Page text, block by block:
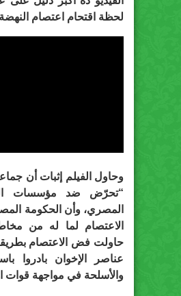
لحظة اقتحام اعتصام النهضة
وحاول الفيلم إثبات أن
“تحرّض ضد مؤسسات
المصري، وأن الحكومة
الاعتصام لما له من
حاولت فض الاعتصام
عناصر الإخوان بادروا
والأسلحة في مواجهة قوات